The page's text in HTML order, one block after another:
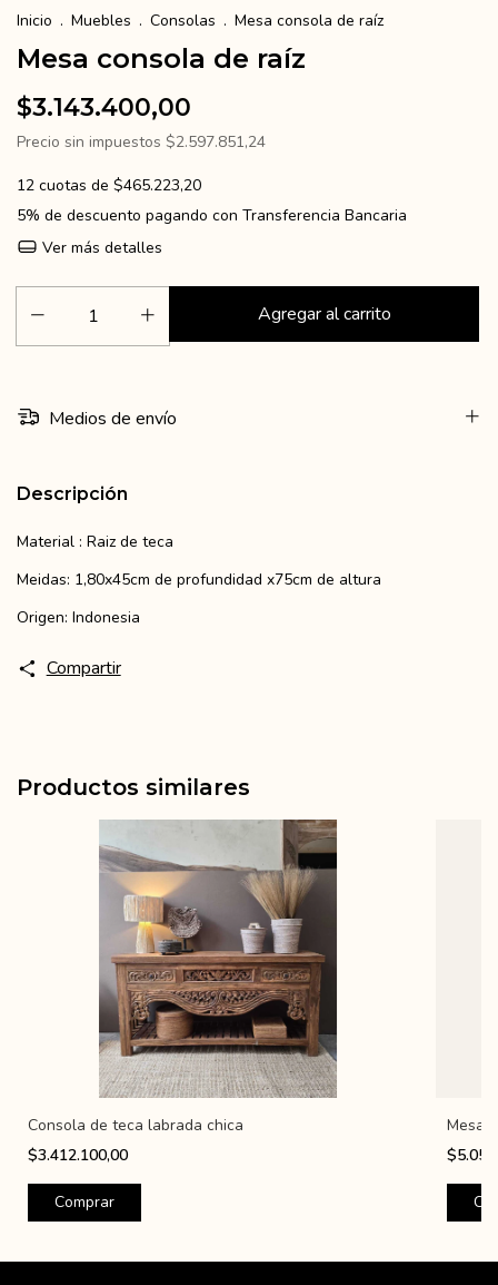
Inicio . Muebles . Consolas . Mesa consola de raíz
Mesa consola de raíz
$3.143.400,00
Precio sin impuestos $2.597.851,24
12 cuotas de $465.223,20
5% de descuento pagando con Transferencia Bancaria
Ver más detalles
Medios de envío
Descripción
Material : Raiz de teca
Meidas: 1,80x45cm de profundidad x75cm de altura
Origen: Indonesia
Compartir
Productos similares
Consola de teca labrada chica
$3.412.100,00
Mesa